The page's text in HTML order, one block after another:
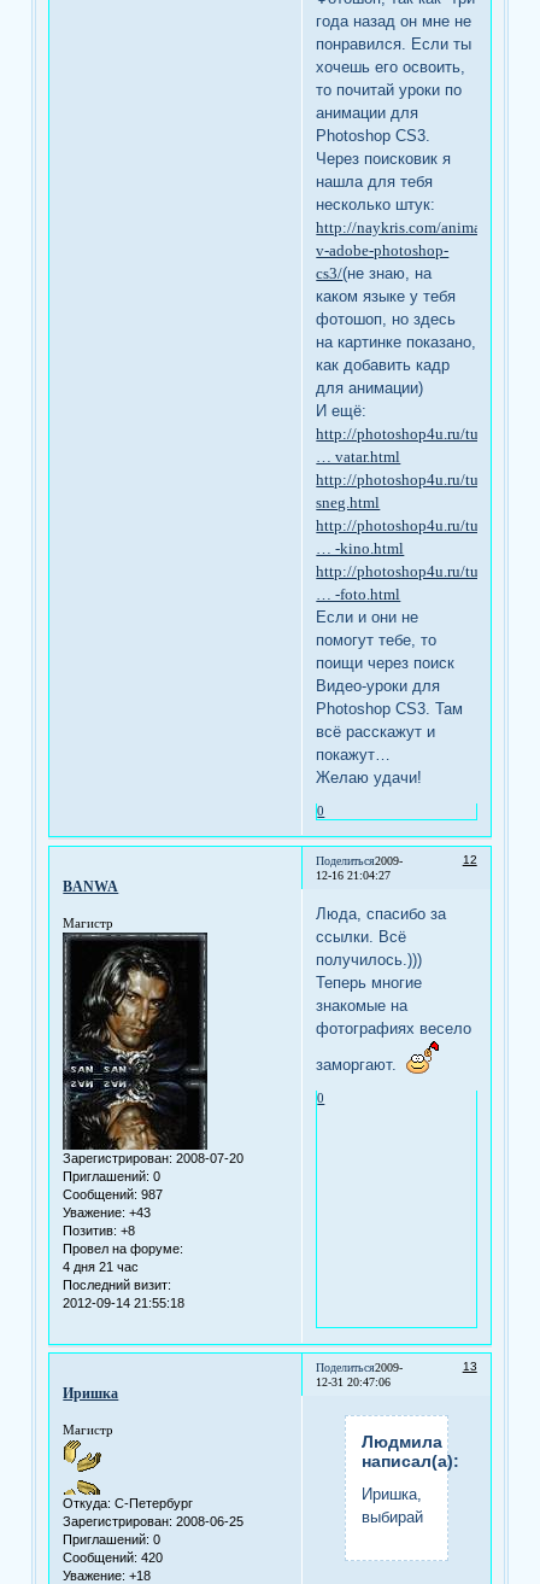
года назад он мне не
понравился. Если ты
хочешь его освоить,
то почитай уроки по
анимации для
Photoshop CS3.
Через поисковик я
нашла для тебя
несколько штук:
http://naykris.com/animaciya-
v-adobe-photoshop-
cs3/(не знаю, на
каком языке у тебя
фотошоп, но здесь
на картинке показано,
как добавить кадр
для анимации)
И ещё:
http://photoshop4u.ru/tutorials/
… vatar.html
http://photoshop4u.ru/tutorials/
sneg.html
http://photoshop4u.ru/tutorials/
… -kino.html
http://photoshop4u.ru/tutorials/
… -foto.html
Если и они не
помогут тебе, то
поищи через поиск
Видео-уроки для
Photoshop CS3. Там
всё расскажут и
покажут…
Желаю удачи!
0
Поделиться 12
2009-
12-16 21:04:27
BANWA
Магистр
Зарегистрирован: 2008-07-20
Приглашений: 0
Сообщений: 987
Уважение: +43
Позитив: +8
Провел на форуме:
4 дня 21 час
Последний визит:
2012-09-14 21:55:18
Люда, спасибо за
ссылки. Всё
получилось.)))
Теперь многие
знакомые на
фотографиях весело
заморгают.
0
Поделиться 13
2009-
12-31 20:47:06
Иришка
Магистр
Откуда: С-Петербург
Зарегистрирован: 2008-06-25
Приглашений: 0
Сообщений: 420
Уважение: +18
Людмила
написал(а):
Иришка,
выбирай